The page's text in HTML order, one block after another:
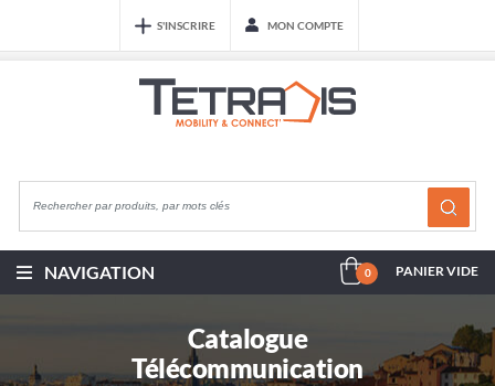
S'INSCRIRE MON COMPTE
NAVIGATION 0 PANIER VIDE
Catalogue
Télécommunication